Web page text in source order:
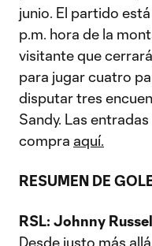
junio. El partido
p.m. hora de la
visitante que
para jugar cuatro
disputar tres
Sandy. Las
compra aquí.
RESUMEN DE
RSL: Johnny
Desde justo más